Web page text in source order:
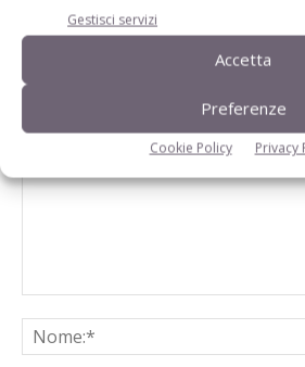
Gestisci servizi
Accetta
Preferenze
Cookie Policy Privacy
LASCIA UN COMMENTO